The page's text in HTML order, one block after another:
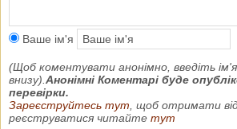
Ваше ім'я
(Щоб коментувати анонімно, введіть ім'я
внизу). Анонімні Коментарі буде
перевірки.
Зареєструйтесь тут , щоб отримати
реєструватися читайте тут